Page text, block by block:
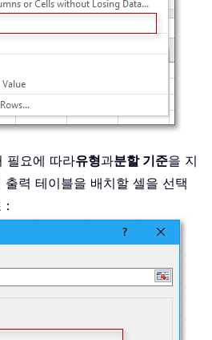
필요에 따라유형과분할 기준을 지
출력 테이블을 배치할 셀을 선택